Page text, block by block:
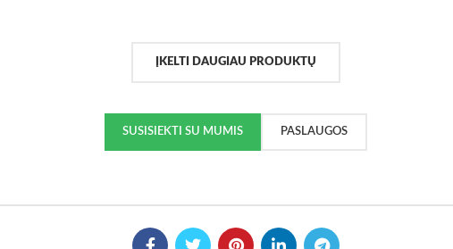
ĮKELTI DAUGIAU PRODUKTŲ
SUSISIEKTI SU MUMIS PASLAUGOS